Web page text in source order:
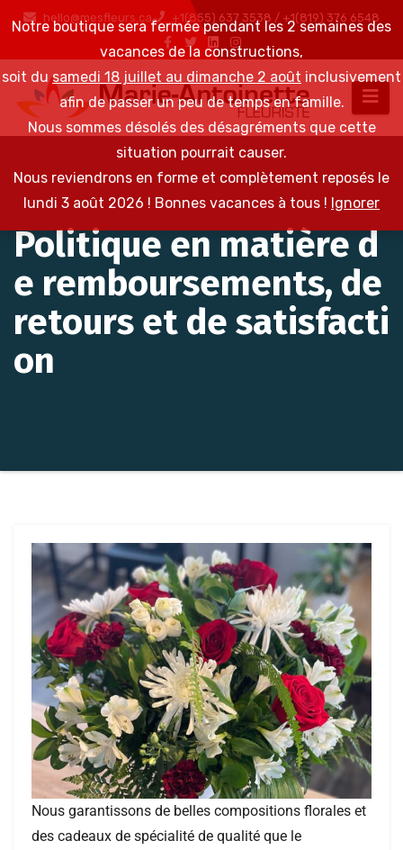
Notre boutique sera fermée pendant les 2 semaines des
vacances de la constructions,
soit dusamedi 18 juillet au dimanche 2 août inclusivement
afin de passer un peu de temps en famille.
Nous sommes désolés des désagréments que cette
situation pourrait causer.
Nous reviendrons en forme et complètement reposés le
lundi 3 août 2026 ! Bonnes vacances à tous ! Ignorer
hello@mesfleurs.ca +1(855) 637 3538 / +1(819) 376 6548
Politique en matière d
e remboursements, de
retours et de satisfacti
on
Nous garantissons de belles compositions florales et
des cadeaux de spécialité de qualité que le